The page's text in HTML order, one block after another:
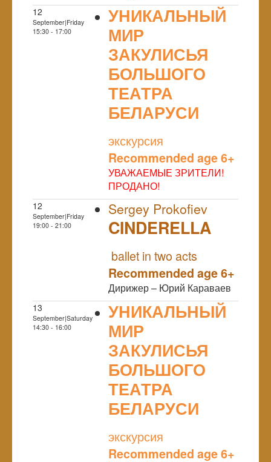
12
September|Friday
15:30 - 17:00
УНИКАЛЬНЫЙ
МИР
ЗАКУЛИСЬЯ
БОЛЬШОГО
ТЕАТРА
БЕЛАРУСИ
экскурсия
Recommended age 6+
УВАЖАЕМЫЕ ЗРИТЕЛИ!
ПРОДАНО!
12
September|Friday
19:00 - 21:00
Sergey Prokofiev
CINDERELLA
ballet in two acts
Recommended age 6+
Дирижер – Юрий Караваев
13
September|Saturday
14:30 - 16:00
УНИКАЛЬНЫЙ
МИР
ЗАКУЛИСЬЯ
БОЛЬШОГО
ТЕАТРА
БЕЛАРУСИ
экскурсия
Recommended age 6+